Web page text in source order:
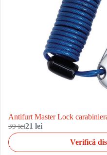
Antifurt Master Lock
39 lei21 lei
Verifică